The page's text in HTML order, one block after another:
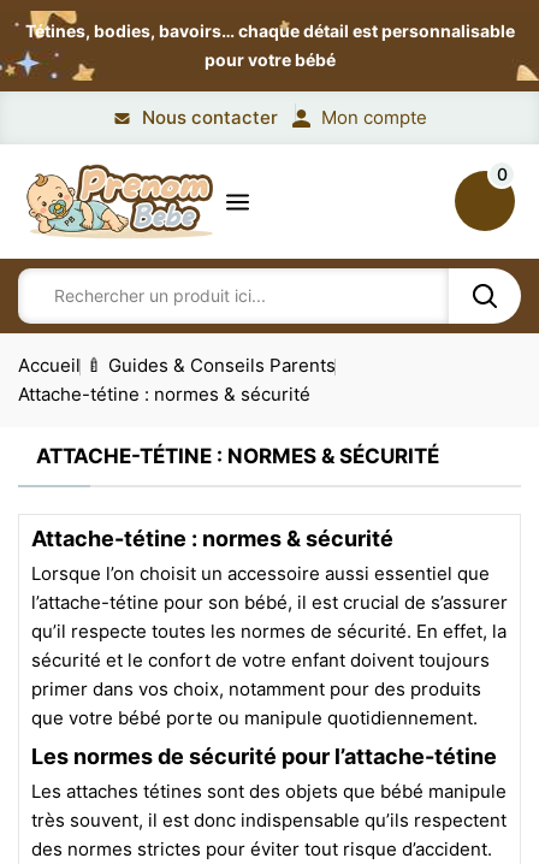
Tétines, bodies, bavoirs…chaque détail est personnalisable
pour votre bébé
Nous contacter Mon compte
0
Accueil 🍼 Guides & Conseils Parents
Attache-tétine : normes & sécurité
ATTACHE-TÉTINE : NORMES & SÉCURITÉ
Attache-tétine : normes & sécurité
Lorsque l’on choisit un accessoire aussi essentiel que
l’attache-tétine pour son bébé, il est crucial de s’assurer
qu’il respecte toutes les normes de sécurité. En effet, la
sécurité et le confort de votre enfant doivent toujours
primer dans vos choix, notamment pour des produits
que votre bébé porte ou manipule quotidiennement.
Les normes de sécurité pour l’attache-tétine
Les attaches tétines sont des objets que bébé manipule
très souvent, il est donc indispensable qu’ils respectent
des normes strictes pour éviter tout risque d’accident.